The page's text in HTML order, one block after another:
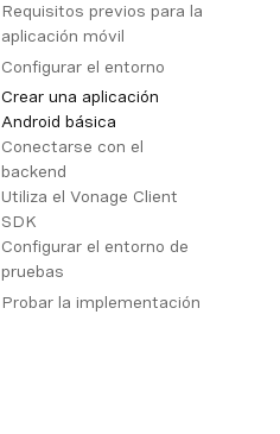
Requisitos previos para la
aplicación móvil
Configurar el entorno
Crear una aplicación
Android básica
Conectarse con el
backend
Utiliza el Vonage Client
SDK
Configurar el entorno de
pruebas
Probar la implementación